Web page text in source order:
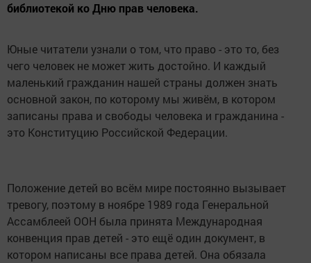
библиотекой ко Дню прав человека.
Юные читатели узнали о том, что право - это то, без
чего человек не может жить достойно. И каждый
маленький гражданин нашей страны должен знать
основной закон, по которому мы живём, в котором
записаны права и свободы человека и гражданина -
это Конституцию Российской Федерации.
Положение детей во всём мире постоянно вызывает
тревогу, поэтому в ноябре 1989 года Генеральной
Ассамблеей ООН была принята Международная
конвенция прав детей - это ещё один документ, в
котором написаны все права детей. Она обязала